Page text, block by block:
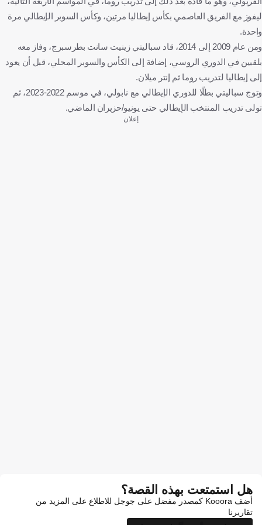
ليفوز مع الفريق العاصمي بكأس إيطاليا مرتين، وكأس السوبر الإيطالي مرة
واحدة.
ومن عام 2009 إلى 2014، قاد سباليتي زينيت سانت بطرسبرج، وفاز معه
بلقبين في الدوري الروسي، إضافة إلى الكأس والسوبر المحلي، قبل أن يعود
إلى إيطاليا لتدريب روما ثم إنتر ميلان.
وتوج سباليتي بطلًا للدوري الإيطالي مع نابولي، في موسم 2022-2023، ثم
تولى تدريب المنتخب الإيطالي حتى يونيو/حزيران الماضي.
إعلان
هل استمتعت بهذه القصة؟
أضف Kooora كمصدر مفضل على جوجل للاطلاع على المزيد من
تقاريرنا